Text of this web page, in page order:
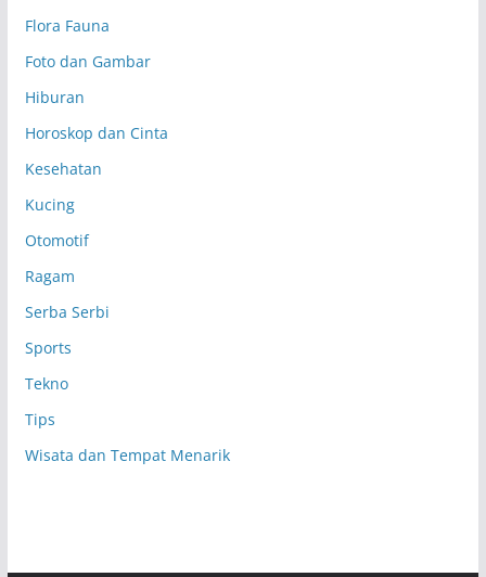
Flora Fauna
Foto dan Gambar
Hiburan
Horoskop dan Cinta
Kesehatan
Kucing
Otomotif
Ragam
Serba Serbi
Sports
Tekno
Tips
Wisata dan Tempat Menarik